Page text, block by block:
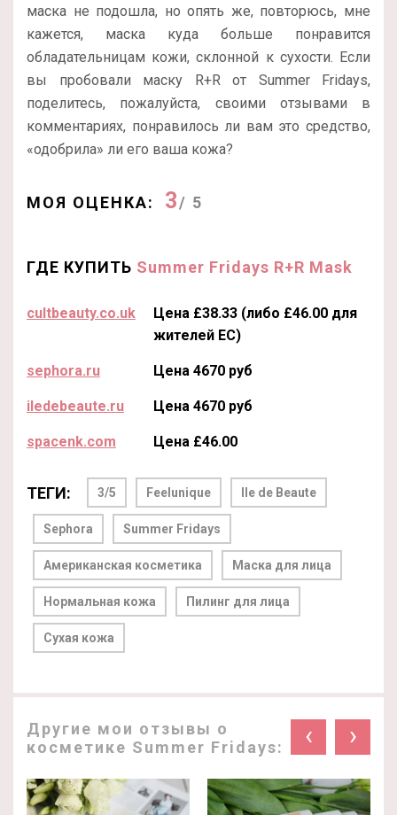
маска не подошла, но опять же, повторюсь, мне
кажется, маска куда больше понравится
обладательницам кожи, склонной к сухости. Если
вы пробовали маску R+R от Summer Fridays,
поделитесь, пожалуйста, своими отзывами в
комментариях, понравилось ли вам это средство,
«одобрила» ли его ваша кожа?
МОЯ ОЦЕНКА: 3/ 5
ГДЕ КУПИТЬ Summer Fridays R+R Mask
cultbeauty.co.uk
Цена £38.33 (либо £46.00 для
жителей ЕС)
sephora.ru Цена 4670 руб
iledebeaute.ru Цена 4670 руб
spacenk.com Цена £46.00
ТЕГИ: 3/5 Feelunique Ile de Beaute
Sephora Summer Fridays
Американская косметика Маска для лица
Нормальная кожа Пилинг для лица
Сухая кожа
Другие мои отзывы о
косметике Summer Fridays:
‹ ›